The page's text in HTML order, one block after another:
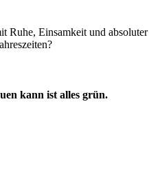
Ruhe, Einsamkeit und absoluter
kann ist alles grün.